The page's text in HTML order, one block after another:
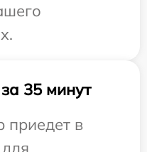
35 минут
приедет в